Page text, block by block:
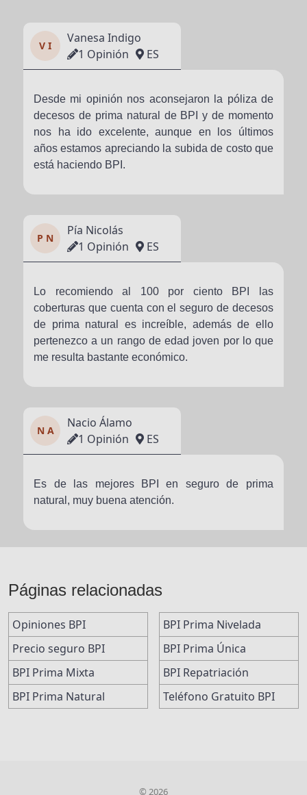
V I
Vanesa Indigo
1 Opinión
ES
Desde mi opinión nos aconsejaron la póliza de
decesos de prima natural de BPI y de momento
nos ha ido excelente, aunque en los últimos
años estamos apreciando la subida de costo que
está haciendo BPI.
P N
Pía Nicolás
1 Opinión
ES
Lo recomiendo al 100 por ciento BPI las
coberturas que cuenta con el seguro de decesos
de prima natural es increíble, además de ello
pertenezco a un rango de edad joven por lo que
me resulta bastante económico.
N A
Nacio Álamo
1 Opinión
ES
Es de las mejores BPI en seguro de prima
natural, muy buena atención.
Páginas relacionadas
Opiniones BPI
Precio seguro BPI
BPI Prima Mixta
BPI Prima Natural
BPI Prima Nivelada
BPI Prima Única
BPI Repatriación
Teléfono Gratuito BPI
© 2026